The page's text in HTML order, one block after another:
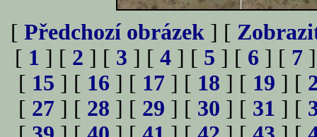
[ Předchozí obrázek ] [
[ 1 ] [ 2 ] [ 3 ] [ 4 ] [ 5 ] [ 6 ] [ 7
[ 15 ] [ 16 ] [ 17 ] [ 18 ] [ 19 ] [
[ 27 ] [ 28 ] [ 29 ] [ 30 ] [ 31 ] [